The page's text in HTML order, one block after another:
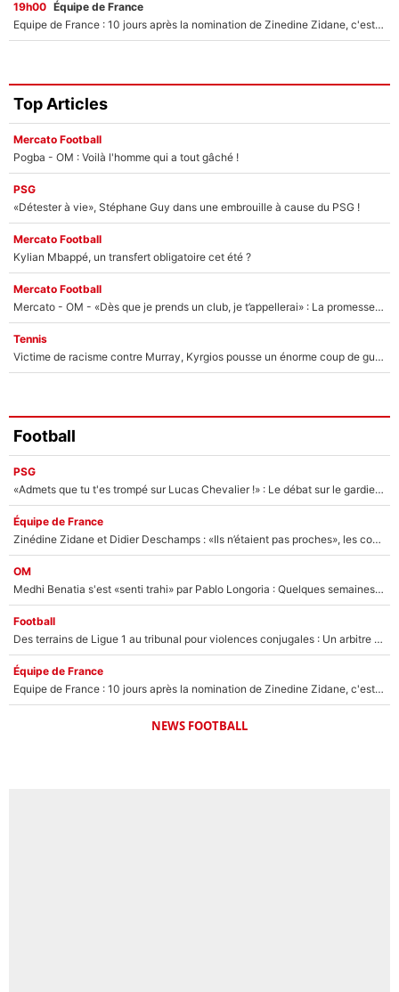
19h00 Équipe de France
Equipe de France : 10 jours après la nomination de Zinedine Zidane, c'est au tour de son fils de prendre un nouveau départ !
Top Articles
Mercato Football
Pogba - OM : Voilà l'homme qui a tout gâché !
PSG
«Détester à vie», Stéphane Guy dans une embrouille à cause du PSG !
Mercato Football
Kylian Mbappé, un transfert obligatoire cet été ?
Mercato Football
Mercato - OM - «Dès que je prends un club, je t’appellerai» : La promesse de Marcelino au moment de claquer la porte
Tennis
Victime de racisme contre Murray, Kyrgios pousse un énorme coup de gueule !
Football
PSG
«Admets que tu t'es trompé sur Lucas Chevalier !» : Le débat sur le gardien du PSG vire au clash à l'After Foot
Équipe de France
Zinédine Zidane et Didier Deschamps : «Ils n’étaient pas proches», les confidences d’un membre de l’équipe de France 1998 sur leur relation spéciale
OM
Medhi Benatia s'est «senti trahi» par Pablo Longoria : Quelques semaines après son départ, l'ancien directeur de football de l'OM règle ses comptes
Football
Des terrains de Ligue 1 au tribunal pour violences conjugales : Un arbitre français encourt une peine de 18 mois de prison !
Équipe de France
Equipe de France : 10 jours après la nomination de Zinedine Zidane, c'est au tour de son fils de prendre un nouveau départ !
NEWS FOOTBALL